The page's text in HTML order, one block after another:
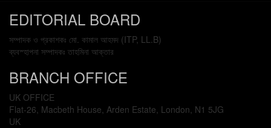
EDITORIAL BOARD
সম্পাদক ও প্রকাশকঃ মো. কামাল আহমদ (ITP, LL.B)
ব্যবস্হাপনা সম্পাদকঃ তাহমিনা আক্তার
BRANCH OFFICE
UK OFFICE
Flat-26, Macbeth House, Arden Estate, London, N1 5JG
UK